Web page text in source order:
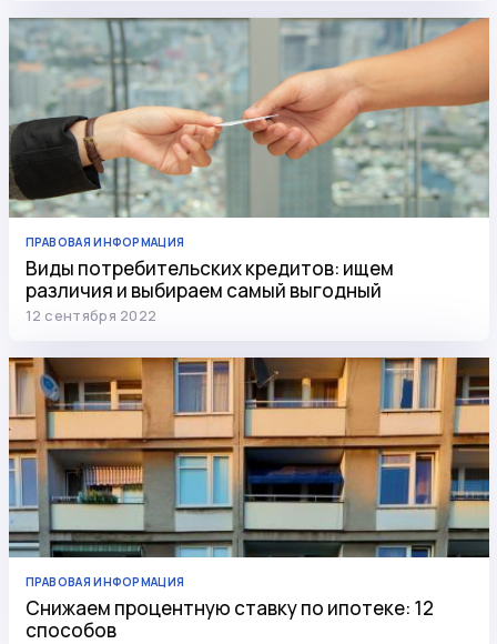
ПРАВОВАЯ ИНФОРМАЦИЯ
Виды потребительских кредитов: ищем
различия и выбираем самый выгодный
12 сентября 2022
ПРАВОВАЯ ИНФОРМАЦИЯ
Снижаем процентную ставку по ипотеке: 12
способов